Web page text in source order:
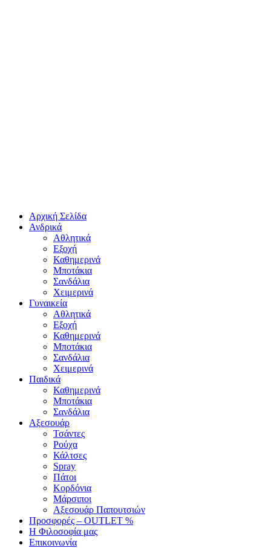
Αρχική Σελίδα
Ανδρικά
Αθλητικά
Εξοχή
Καθημερινά
Μποτάκια
Σανδάλια
Χειμερινά
Γυναικεία
Αθλητικά
Εξοχή
Καθημερινά
Μποτάκια
Σανδάλια
Χειμερινά
Παιδικά
Καθημερινά
Μποτάκια
Σανδάλια
Αξεσουάρ
Τσάντες
Ρούχα
Κάλτσες
Spray
Πάτοι
Κορδόνια
Μάρσιποι
Αξεσουάρ Παπουτσιών
Προσφορές – OUTLET %
Η Φιλοσοφία μας
Επικοινωνία